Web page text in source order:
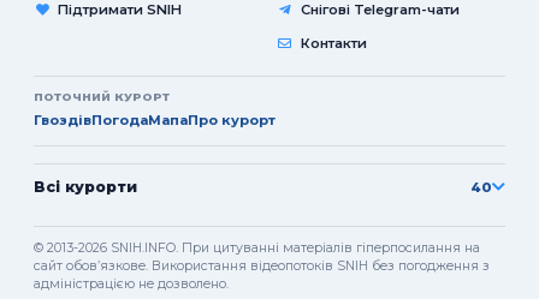
Підтримати SNIH
Снігові Telegram-чати
Контакти
ПОТОЧНИЙ КУРОРТ
ГвоздівПогодаМапаПро курорт
Всі курорти 40
© 2013-2026 SNIH.INFO. При цитуванні матеріалів гіперпосилання на
сайт обовʼязкове. Використання відеопотоків SNIH без погодження з
адміністрацією не дозволено.